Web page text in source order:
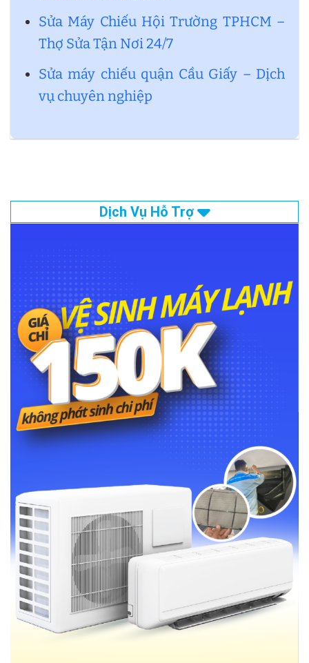
Sửa Máy Chiếu Hội Trường TPHCM –
Thợ Sửa Tận Nơi 24/7
Sửa máy chiếu quận Cầu Giấy – Dịch
vụ chuyên nghiệp
Dịch Vụ Hỗ Trợ